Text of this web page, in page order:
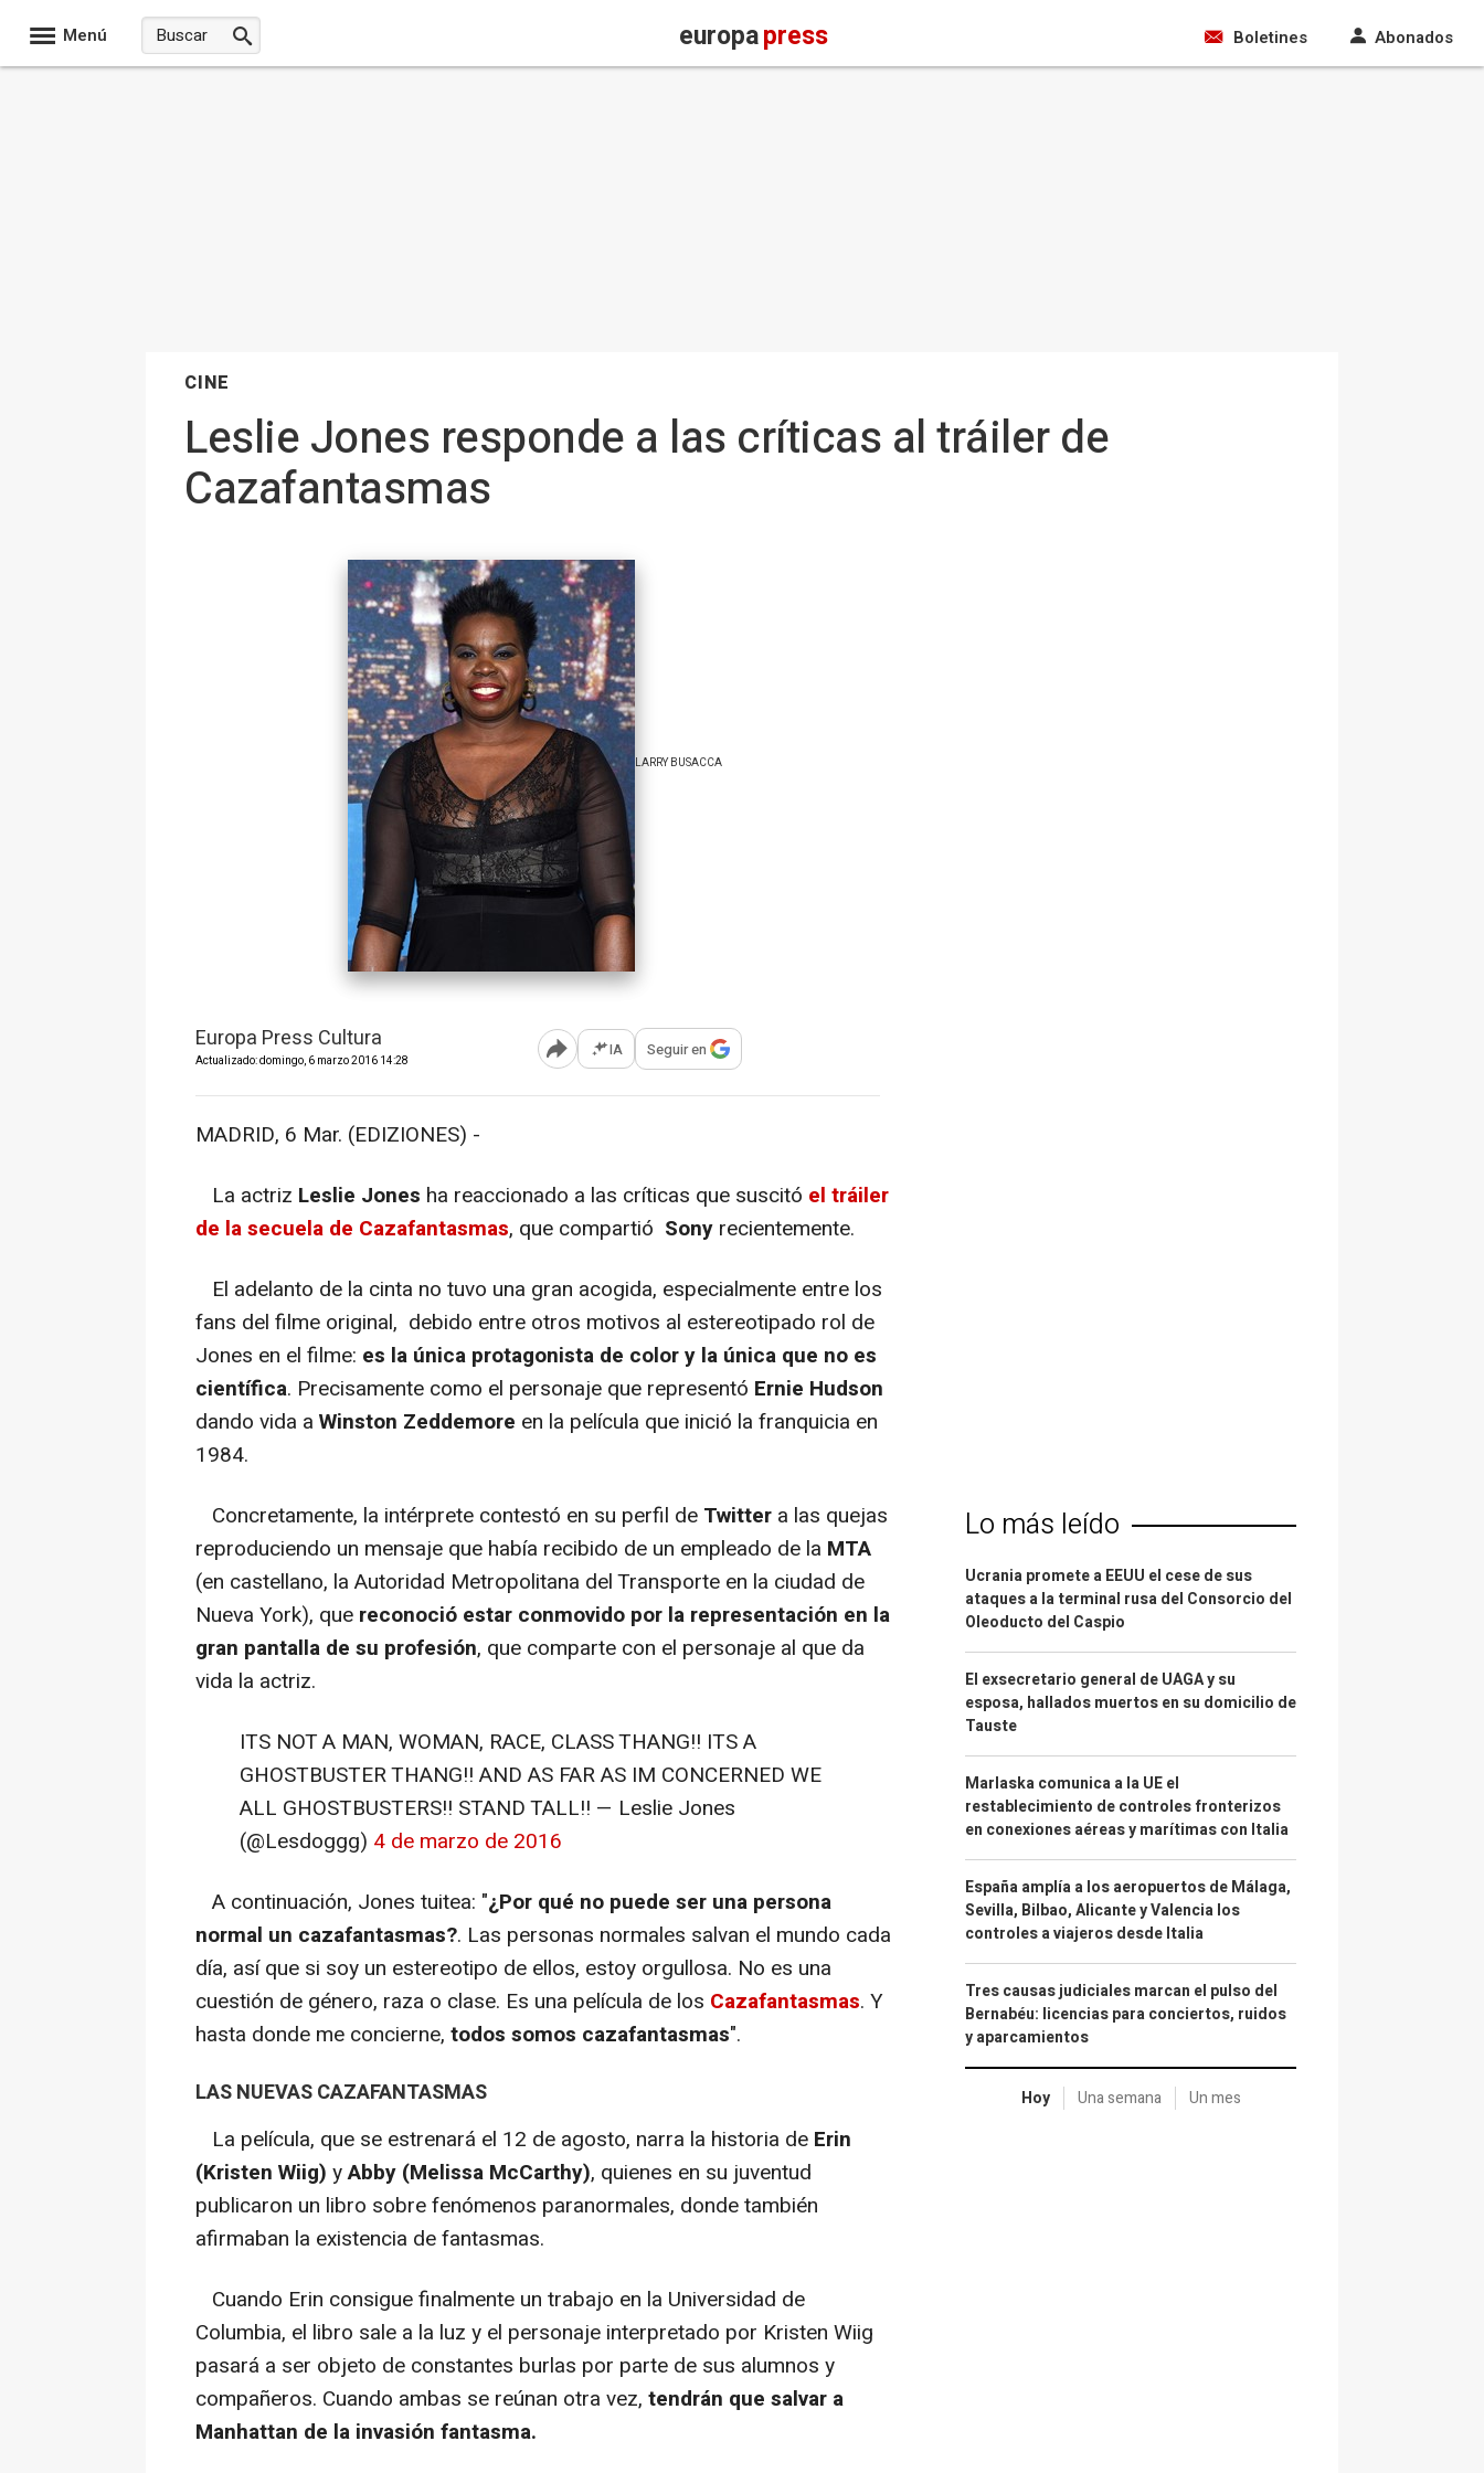
Menú europapress Boletines Abonados
CINE
Leslie Jones responde a las críticas al tráiler de
Cazafantasmas
LARRY BUSACCA
Europa Press Cultura
Actualizado: domingo, 6 marzo 2016 14:28 Abrir opciones para compartir
IA Seguir en
MADRID, 6 Mar. (EDIZIONES) -
La actriz Leslie Jones ha reaccionado a las críticas que suscitó el tráiler
de la secuela de Cazafantasmas, que compartió Sony recientemente.
El adelanto de la cinta no tuvo una gran acogida, especialmente entre los
fans del filme original, debido entre otros motivos al estereotipado rol de
Jones en el filme: es la única protagonista de color y la única que no es
científica. Precisamente como el personaje que representó Ernie Hudson
dando vida a Winston Zeddemore en la película que inició la franquicia en
1984.
Concretamente, la intérprete contestó en su perfil de Twitter a las quejas
reproduciendo un mensaje que había recibido de un empleado de la MTA
(en castellano, la Autoridad Metropolitana del Transporte en la ciudad de
Nueva York), que reconoció estar conmovido por la representación en la
gran pantalla de su profesión, que comparte con el personaje al que da
vida la actriz.
ITS NOT A MAN, WOMAN, RACE, CLASS THANG!! ITS A
GHOSTBUSTER THANG!! AND AS FAR AS IM CONCERNED WE
ALL GHOSTBUSTERS!! STAND TALL!! — Leslie Jones
(@Lesdoggg) 4 de marzo de 2016
A continuación, Jones tuitea: "¿Por qué no puede ser una persona
normal un cazafantasmas?. Las personas normales salvan el mundo cada
día, así que si soy un estereotipo de ellos, estoy orgullosa. No es una
cuestión de género, raza o clase. Es una película de los Cazafantasmas. Y
hasta donde me concierne, todos somos cazafantasmas".
LAS NUEVAS CAZAFANTASMAS
La película, que se estrenará el 12 de agosto, narra la historia de Erin
(Kristen Wiig) yAbby (Melissa McCarthy), quienes en su juventud
publicaron un libro sobre fenómenos paranormales, donde también
afirmaban la existencia de fantasmas.
Cuando Erin consigue finalmente un trabajo en la Universidad de
Columbia, el libro sale a la luz y el personaje interpretado por Kristen Wiig
pasará a ser objeto de constantes burlas por parte de sus alumnos y
compañeros. Cuando ambas se reúnan otra vez, tendrán que salvar a
Manhattan de la invasión fantasma.
Lo más leído
Ucrania promete a EEUU el cese de sus
ataques a la terminal rusa del Consorcio del
Oleoducto del Caspio
El exsecretario general de UAGA y su
esposa, hallados muertos en su domicilio de
Tauste
Marlaska comunica a la UE el
restablecimiento de controles fronterizos
en conexiones aéreas y marítimas con Italia
España amplía a los aeropuertos de Málaga,
Sevilla, Bilbao, Alicante y Valencia los
controles a viajeros desde Italia
Tres causas judiciales marcan el pulso del
Bernabéu: licencias para conciertos, ruidos
y aparcamientos
Hoy Una semana Un mes